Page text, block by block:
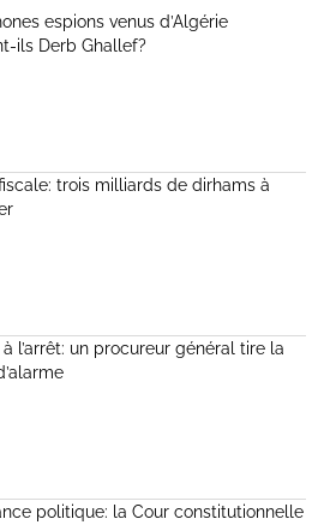
espions venus d’Algérie
ils Derb Ghallef?
trois milliards de dirhams à
l’arrêt: un procureur général tire la
politique: la Cour constitutionnelle